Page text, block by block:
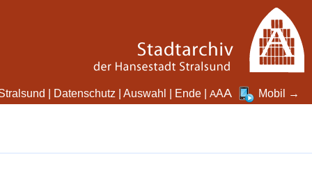
Datenschutz Auswahl Ende| AAA Mobil →